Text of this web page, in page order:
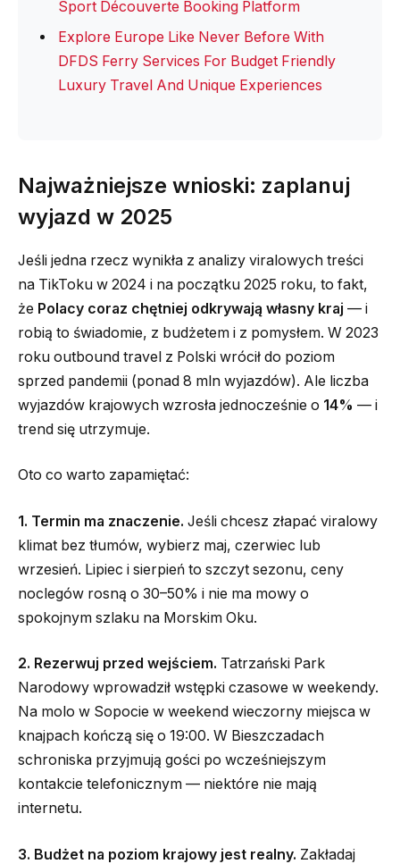
Sport Découverte Booking Platform
Explore Europe Like Never Before With
DFDS Ferry Services For Budget Friendly
Luxury Travel And Unique Experiences
Najważniejsze wnioski: zaplanuj
wyjazd w 2025
Jeśli jedna rzecz wynikła z analizy viralowych treści
na TikToku w 2024 i na początku 2025 roku, to fakt,
że Polacy coraz chętniej odkrywają własny kraj — i
robią to świadomie, z budżetem i z pomysłem. W 2023
roku outbound travel z Polski wrócił do poziom
sprzed pandemii (ponad 8 mln wyjazdów). Ale liczba
wyjazdów krajowych wzrosła jednocześnie o 14% — i
trend się utrzymuje.
Oto co warto zapamiętać:
1. Termin ma znaczenie. Jeśli chcesz złapać viralowy
klimat bez tłumów, wybierz maj, czerwiec lub
wrzesień. Lipiec i sierpień to szczyt sezonu, ceny
noclegów rosną o 30–50% i nie ma mowy o
spokojnym szlaku na Morskim Oku.
2. Rezerwuj przed wejściem. Tatrzański Park
Narodowy wprowadził wstępki czasowe w weekendy.
Na molo w Sopocie w weekend wieczorny miejsca w
knajpach kończą się o 19:00. W Bieszczadach
schroniska przyjmują gości po wcześniejszym
kontakcie telefonicznym — niektóre nie mają
internetu.
3. Budżet na poziom krajowy jest realny. Zakładaj